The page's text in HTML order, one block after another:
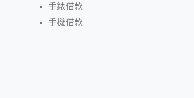
手錶借款
手機借款